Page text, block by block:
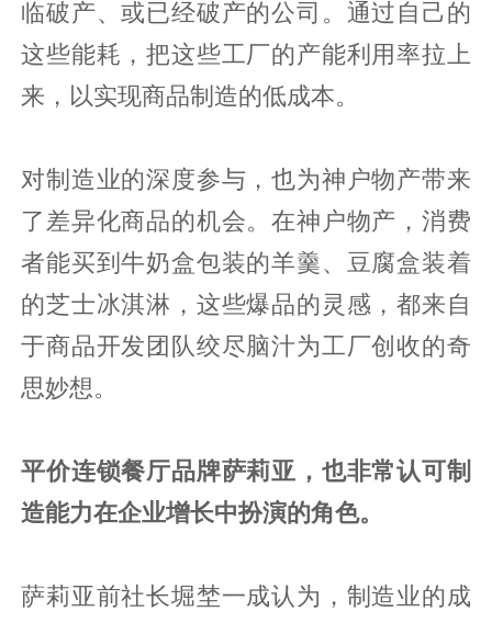
临破产、或已经破产的公司。通过自己的
这些能耗，把这些工厂的产能利用率拉上
来，以实现商品制造的低成本。
对制造业的深度参与，也为神户物产带来
了差异化商品的机会。在神户物产，消费
者能买到牛奶盒包装的羊羹、豆腐盒装着
的芝士冰淇淋，这些爆品的灵感，都来自
于商品开发团队绞尽脑汁为工厂创收的奇
思妙想。
平价连锁餐厅品牌萨莉亚，也非常认可制
造能力在企业增长中扮演的角色。
萨莉亚前社长堀埜一成认为，制造业的成